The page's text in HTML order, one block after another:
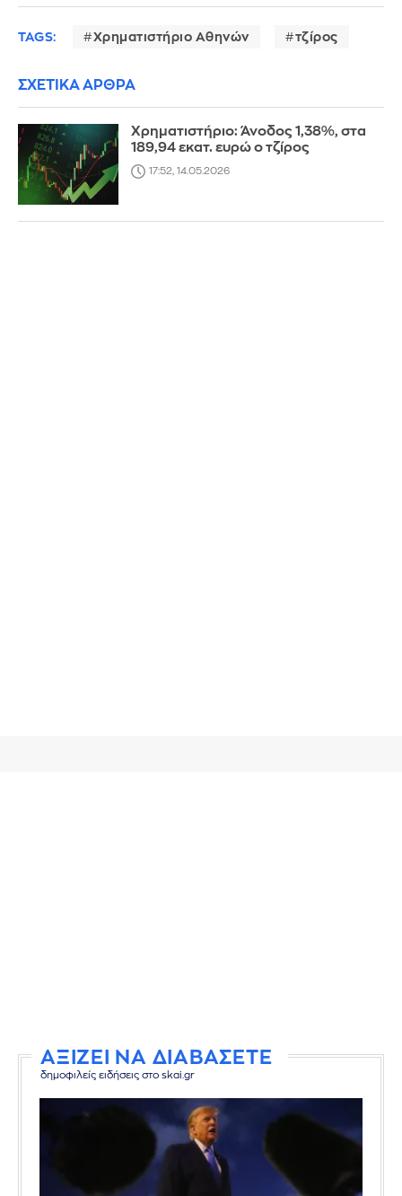
TAGS: Χρηματιστήριο Αθηνών τζίρος
ΣΧΕΤΙΚΑ ΑΡΘΡΑ
Χρηματιστήριο: Άνοδος 1,38%, στα
189,94 εκατ. ευρώ ο τζίρος
17:52, 14.05.2026
ΑΞΙΖΕΙ ΝΑ ΔΙΑΒΑΣΕΤΕ
δημοφιλείς ειδήσεις στο skai.gr